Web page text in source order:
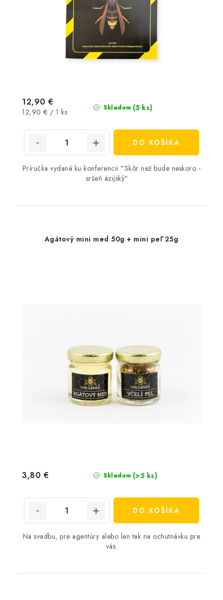
Skladom (5 ks)
12,90 €
Jednotková
12,90 € / 1 ks
DO KOŠÍKA
Príručka vydaná ku konferencii "Skôr než bude neskoro -
sršeň ázijský"
Agátový mini med 50g + mini peľ 25g
Skladom (>5 ks)
3,80 €
DO KOŠÍKA
Na svadbu, pre agentúry alebo len tak na ochutnávku pre
vás.